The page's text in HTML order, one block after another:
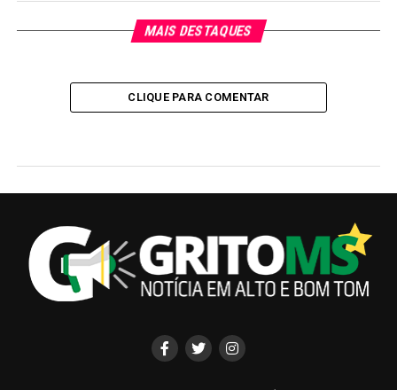
MAIS DESTAQUES
CLIQUE PARA COMENTAR